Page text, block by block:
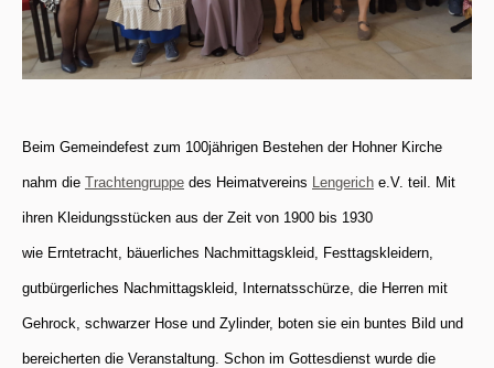
Beim Gemeindefest zum 100jährigen Bestehen der Hohner Kirche
nahm die Trachtengruppe des Heimatvereins Lengerich e.V. teil. Mit
ihren Kleidungsstücken aus der Zeit von 1900 bis 1930
wie Erntetracht, bäuerliches Nachmittagskleid, Festtagskleidern,
gutbürgerliches Nachmittagskleid, Internatsschürze, die Herren mit
Gehrock, schwarzer Hose und Zylinder, boten sie ein buntes Bild und
bereicherten die Veranstaltung. Schon im Gottesdienst wurde die